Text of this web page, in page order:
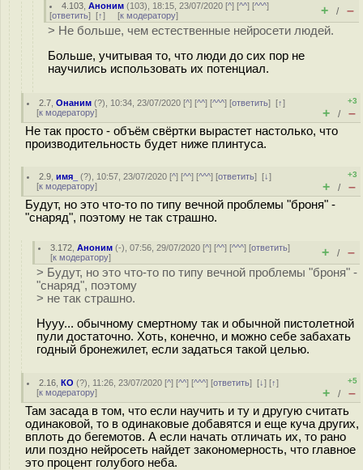
4.103 ,Аноним (103), 18:15, 23/07/2020 [^] [^^] [^^^]
[ответить] [↑] [к модератору] + / –
> Не больше, чем естественные нейросети людей.
Больше, учитывая то, что люди до сих пор не
научились использовать их потенциал.
2.7 ,Онаним (?), 10:34, 23/07/2020 [^] [^^] [^^^] [ответить][↑]
[к модератору]
+3
+ / –
Не так просто - объём свёртки вырастет настолько, что
производительность будет ниже плинтуса.
2.9 ,имя_ (?), 10:57, 23/07/2020 [^] [^^] [^^^] [ответить][↓]
[к модератору]
+3
+ / –
Будут, но это что-то по типу вечной проблемы "броня" -
"снаряд", поэтому не так страшно.
3.172 ,Аноним (-), 07:56, 29/07/2020 [^] [^^] [^^^] [ответить]
[к модератору] + / –
> Будут, но это что-то по типу вечной проблемы "броня" -
"снаряд", поэтому
> не так страшно.
Нууу... обычному смертному так и обычной пистолетной
пули достаточно. Хоть, конечно, и можно себе забахать
годный бронежилет, если задаться такой целью.
2.16 ,КО (?), 11:26, 23/07/2020 [^] [^^] [^^^] [ответить][↓] [↑]
[к модератору]
+5
+ / –
Там засада в том, что если научить и ту и другую считать
одинаковой, то в одинаковые добавятся и еще куча других,
вплоть до бегемотов. А если начать отличать их, то рано
или поздно нейросеть найдет закономерность, что главное
это процент голубого неба.